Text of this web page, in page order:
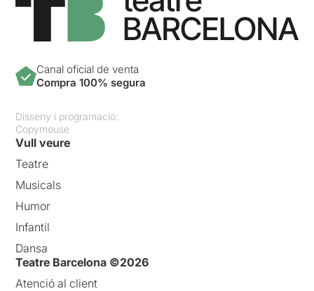
Canal oficial de venta
Compra 100% segura
Disseny i programació:
Copymouse
Vull veure
Teatre
Musicals
Humor
Infantil
Dansa
Teatre Barcelona ©2026
Atenció al client